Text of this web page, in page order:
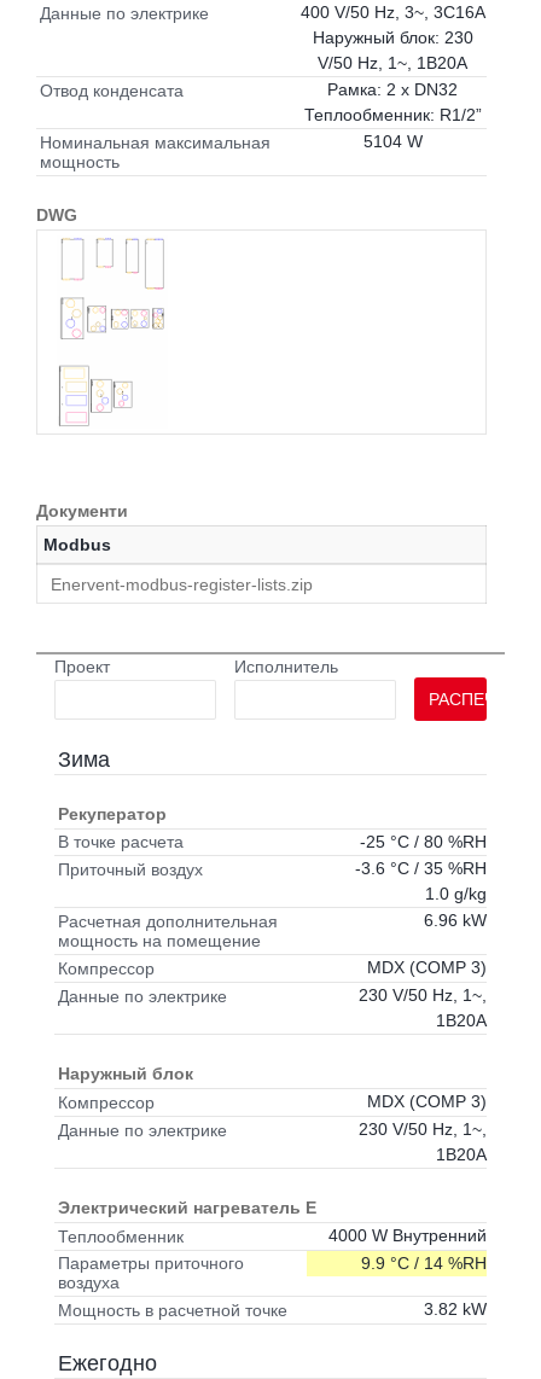
Данные по электрике
400 V/50 Hz, 3~, 3C16A
Наружный блок: 230
V/50 Hz, 1~, 1B20A
Отвод конденсата
Рамка: 2 x DN32
Теплообменник: R1/2”
Номинальная максимальная
мощность
5104 W
DWG
Документи
Modbus
Enervent-modbus-register-lists.zip
Проект
Исполнитель
Зима
Рекуператор
В точке расчета
-25 °C / 80 %RH
Приточный воздух
-3.6 °C / 35 %RH
1.0 g/kg
Расчетная дополнительная
мощность на помещение
6.96 kW
Компрессор
MDX (COMP 3)
Данные по электрике
230 V/50 Hz, 1~,
1B20A
Наружный блок
Компрессор
MDX (COMP 3)
Данные по электрике
230 V/50 Hz, 1~,
1B20A
Электрический нагреватель E
Теплообменник
4000 W Внутренний
Параметры приточного
воздуха
9.9 °C / 14 %RH
Мощность в расчетной точке 3.82 kW
Ежегодно